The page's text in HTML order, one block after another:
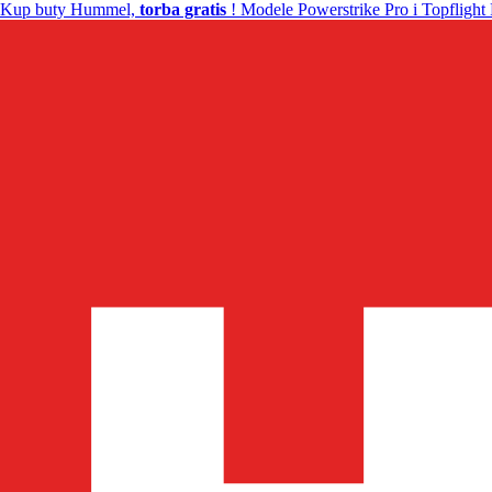
Kup buty Hummel, torba gratis ! Modele Powerstrike Pro i Topflight